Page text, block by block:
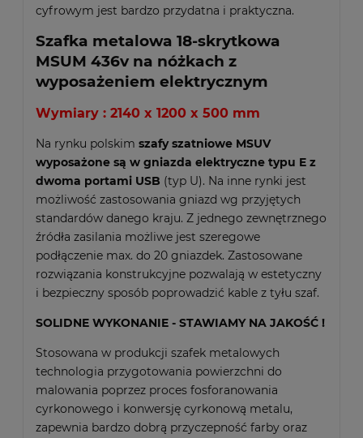
cyfrowym jest bardzo przydatna i praktyczna.
Szafka metalowa 18-skrytkowa
MSUM 436v na nóżkach z
wyposażeniem elektrycznym
Wymiary : 2140 x 1200 x 500 mm
Na rynku polskim szafy szatniowe MSUV
wyposażone są w gniazda elektryczne typu E z
dwoma portami USB (typ U). Na inne rynki jest
możliwość zastosowania gniazd wg przyjętych
standardów danego kraju. Z jednego zewnętrznego
źródła zasilania możliwe jest szeregowe
podłączenie max. do 20 gniazdek. Zastosowane
rozwiązania konstrukcyjne pozwalają w estetyczny
i bezpieczny sposób poprowadzić kable z tyłu szaf.
SOLIDNE WYKONANIE - STAWIAMY NA JAKOŚĆ !
Stosowana w produkcji szafek metalowych
technologia przygotowania powierzchni do
malowania poprzez proces fosforanowania
cyrkonowego i konwersję cyrkonową metalu,
zapewnia bardzo dobrą przyczepność farby oraz